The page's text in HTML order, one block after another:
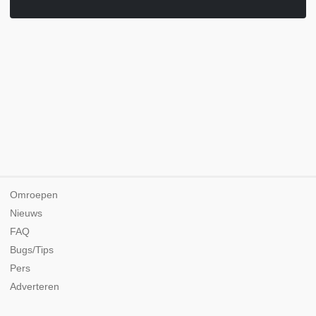
Omroepen
Nieuws
FAQ
Bugs/Tips
Pers
Adverteren